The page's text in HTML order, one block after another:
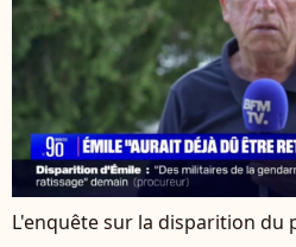
L'enquête sur la disparition du